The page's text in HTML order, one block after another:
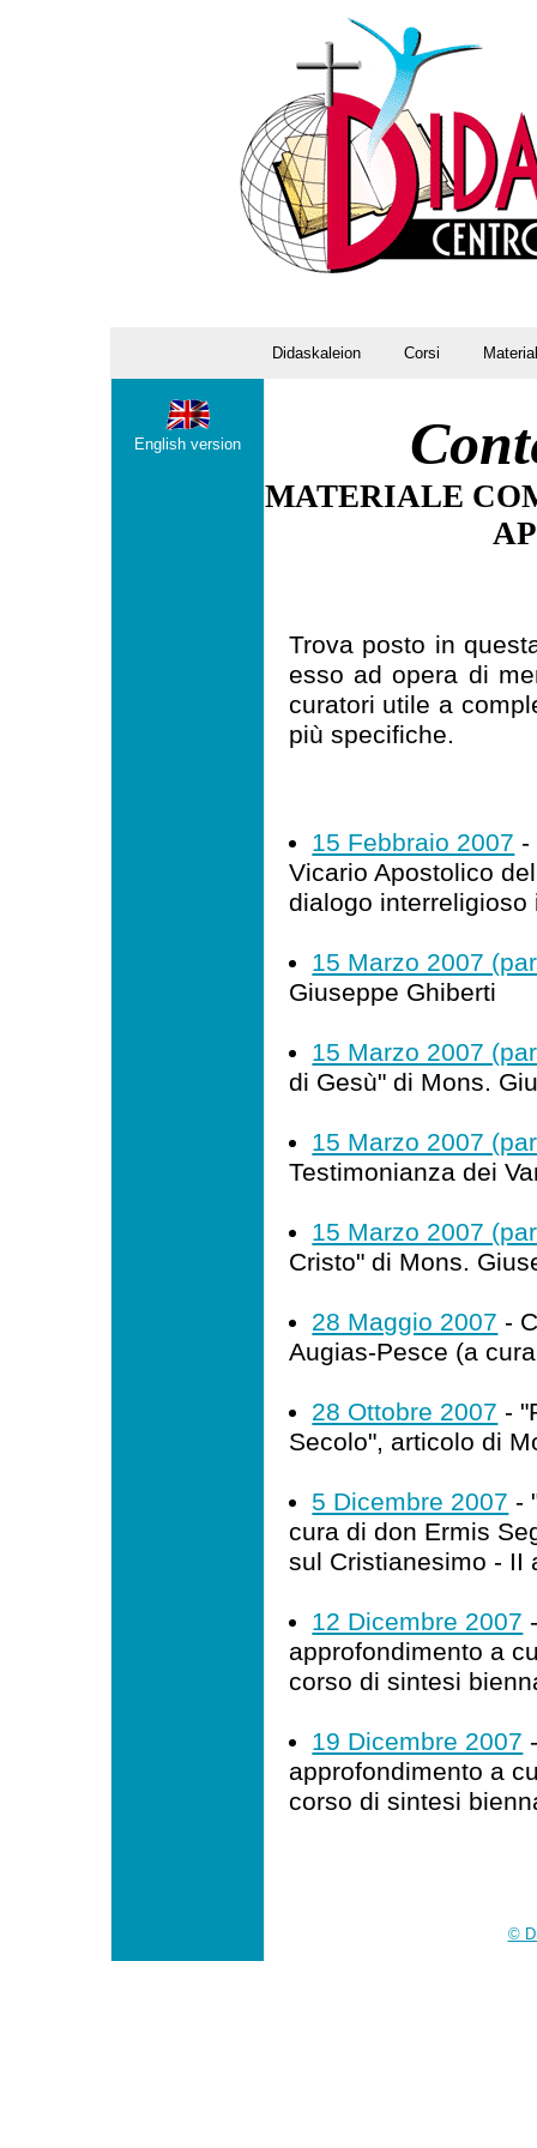
Didaskaleion Corsi
English version
MATERIALE
Trova posto in
esso ad opera di
curatori utile a
più specifiche.
15 Febbraio 2007 -
Vicario Apostolico
dialogo
15 Marzo 2007
Giuseppe Ghiberti
15 Marzo 2007
di Gesù" di Mons.
15 Marzo 2007
Testimonianza dei
15 Marzo 2007
Cristo" di Mons.
28 Maggio 2007 -
Augias-Pesce (a
28 Ottobre 2007 -
Secolo", articolo di
5 Dicembre 2007 -
cura di don Ermis
sul Cristianesimo - II
12 Dicembre 2007
approfondimento a
corso di sintesi
19 Dicembre 2007
approfondimento a
corso di sintesi
©